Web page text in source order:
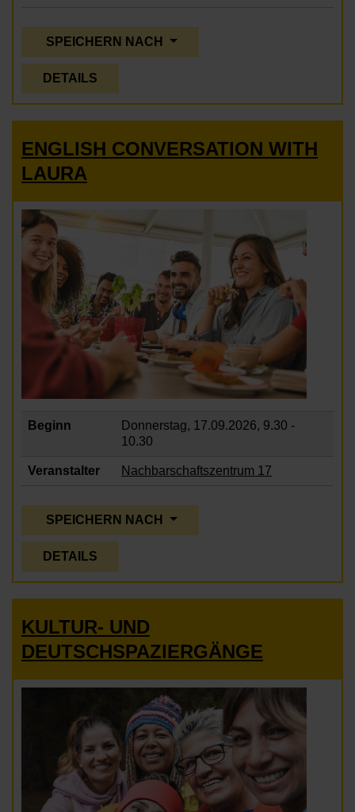
SPEICHERN NACH
DETAILS
ENGLISH CONVERSATION WITH
LAURA
Beginn Donnerstag, 17.09.2026, 9.30 -
10.30
Veranstalter Nachbarschaftszentrum 17
SPEICHERN NACH
DETAILS
KULTUR- UND
DEUTSCHSPAZIERGÄNGE